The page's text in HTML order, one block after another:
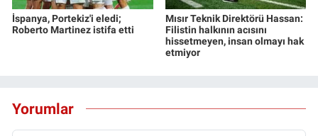
İspanya, Portekiz'i eledi;
Roberto Martinez istifa etti
Mısır Teknik Direktörü Hassan:
Filistin halkının acısını
hissetmeyen, insan olmayı hak
etmiyor
Yorumlar